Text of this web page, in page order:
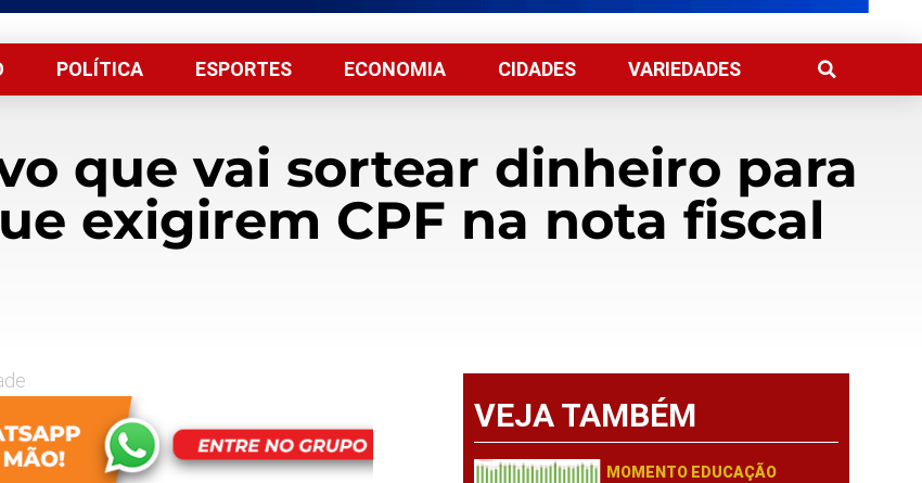
POLÍTICA ESPORTES ECONOMIA CIDADES VARIEDADES
que vai sortear dinheiro para
exigirem CPF na nota fiscal
VEJA TAMBÉM
MOMENTO EDUCAÇÃO